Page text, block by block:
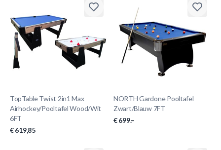
TopTable Twist 2in1 Max
Airhockey/Pooltafel Wood/Wit
6FT
€ 619,85
NORTH Gardone Pooltafel
Zwart/Blauw 7FT
€ 699.–